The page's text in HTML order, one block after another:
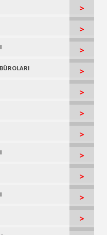
>
>
>
>
>
>
>
>
>
>
>